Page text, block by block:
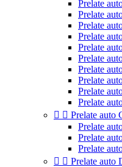
Prelate
Prelate
Prelate
Prelate
Prelate
Prelate
Prelate
Prelate
Prelate
Prelate
  Prelate auto
Prelate
Prelate
Prelate
  Prelate auto